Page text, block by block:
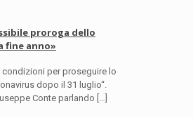
proroga dello
fine anno»
per proseguire lo
dopo il 31 luglio“.
Conte parlando […]